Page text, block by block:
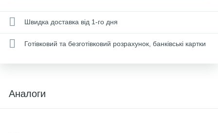
Швидка доставка від 1-го дня
Готівковий та безготівковий розрахунок, банківські картки
Аналоги